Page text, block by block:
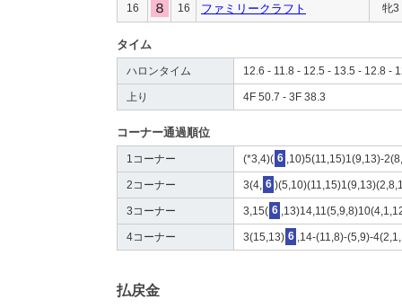
16 16 ファミリークラフト 牝3
タイム
ハロンタイム 12.6 - 11.8 - 12.5 - 13.5 - 12.8 -
上り 4F 50.7 - 3F 38.3
コーナー通過順位
1コーナー (*3,4)( 6 ,10)5(11,15)1(9,13)-
2コーナー 3(4, 6
3コーナー 3,15( 6
4コーナー 3(15,13) 6 ,14-(11,8)-(5,9)-
払戻金